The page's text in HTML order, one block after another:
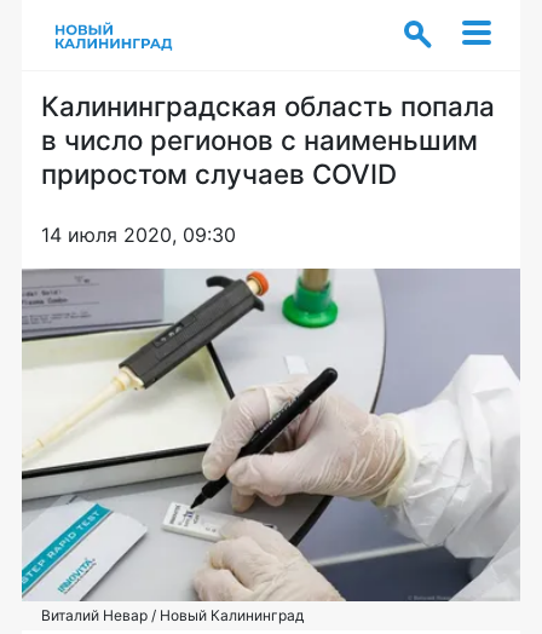
Калининградская область попала
в число регионов с наименьшим
приростом случаев COVID
14 июля 2020, 09:30
Виталий Невар / Новый Калининград